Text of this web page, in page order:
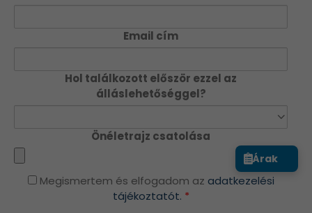
Email cím
Hol találkozott először ezzel az
álláslehetőséggel?
Önéletrajz csatolása
Megismertem és elfogadom az adatkezelési
tájékoztatót. *
Árak